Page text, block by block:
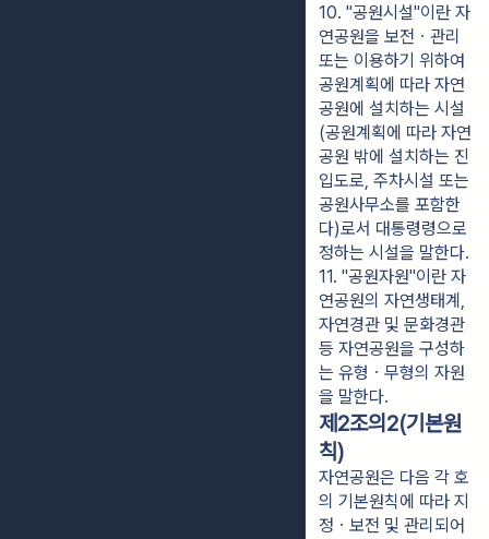
10. "공원시설"이란 자
연공원을 보전ㆍ관리
또는 이용하기 위하여
공원계획에 따라 자연
공원에 설치하는 시설
(공원계획에 따라 자연
공원 밖에 설치하는 진
입도로, 주차시설 또는
공원사무소를 포함한
다)로서 대통령령으로
정하는 시설을 말한다.
11. "공원자원"이란 자
연공원의 자연생태계,
자연경관 및 문화경관
등 자연공원을 구성하
는 유형ㆍ무형의 자원
을 말한다.
제2조의2(기본원
칙)
자연공원은 다음 각 호
의 기본원칙에 따라 지
정ㆍ보전 및 관리되어